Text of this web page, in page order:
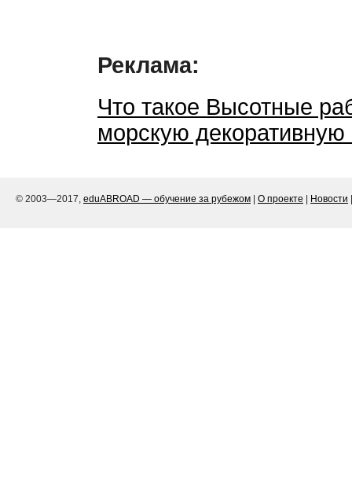
Реклама:
Что такое Высотные
морскую декоративную
© 2003—2017, eduABROAD — обучение за рубежом О проекте Новости